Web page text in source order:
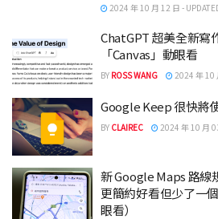
2024 年 10 月 12 日 -
ChatGPT 超美全新寫
「Canvas」動眼看
BY ROSS WANG 2024 年 10
Google Keep 很快將
BY CLAIREC 2024 年 10 月
新 Google Maps 路線
更簡約好看但少了一
眼看）